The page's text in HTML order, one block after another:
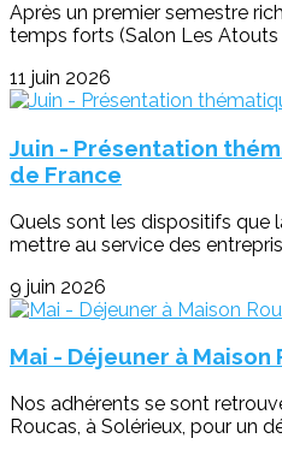
Après un premier semestre
temps forts (Salon Les Atouts
11 juin 2026
Juin - Présentation
de France
Quels sont les dispositifs que
mettre au service des
9 juin 2026
Mai - Déjeuner à Maison
Nos adhérents se sont
Roucas, à Solérieux, pour un